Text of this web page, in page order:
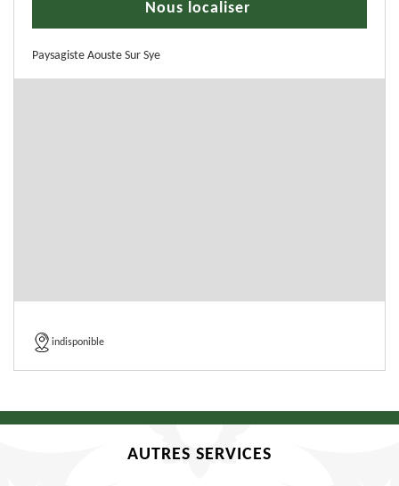
Nous localiser
Paysagiste Aouste Sur Sye
indisponible
AUTRES SERVICES